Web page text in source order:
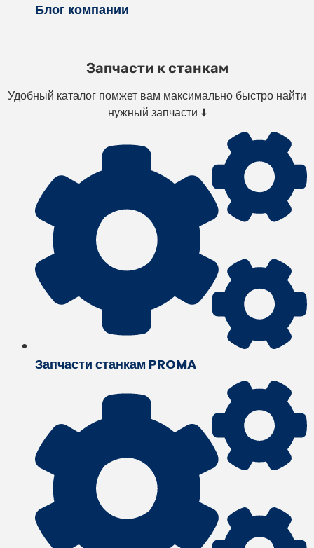
Блог компании
Запчасти к станкам
Удобный каталог помжет вам максимально быстро найти
нужный запчасти ⬇️
Запчасти станкам PROMA